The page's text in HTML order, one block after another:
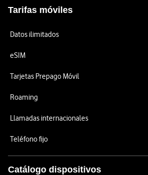
Tarifas móviles
Datos ilimitados
eSIM
Tarjetas Prepago Móvil
Roaming
Llamadas internacionales
Teléfono fijo
Catálogo dispositivos